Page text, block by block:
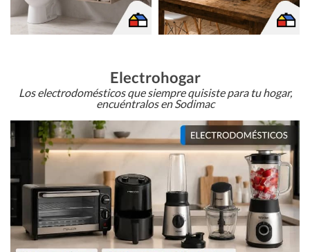
Electrohogar
Los electrodomésticos que siempre quisiste para tu hogar,
encuéntralos en Sodimac